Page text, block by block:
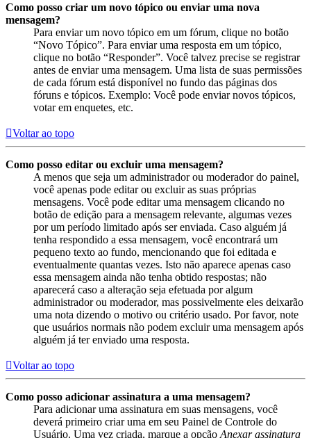
Como posso criar um novo tópico ou enviar uma nova
mensagem?
Para enviar um novo tópico em um fórum, clique no botão
“Novo Tópico”. Para enviar uma resposta em um tópico,
clique no botão “Responder”. Você talvez precise se registrar
antes de enviar uma mensagem. Uma lista de suas permissões
de cada fórum está disponível no fundo das páginas dos
fóruns e tópicos. Exemplo: Você pode enviar novos tópicos,
votar em enquetes, etc.
Voltar ao topo
Como posso editar ou excluir uma mensagem?
A menos que seja um administrador ou moderador do painel,
você apenas pode editar ou excluir as suas próprias
mensagens. Você pode editar uma mensagem clicando no
botão de edição para a mensagem relevante, algumas vezes
por um período limitado após ser enviada. Caso alguém já
tenha respondido a essa mensagem, você encontrará um
pequeno texto ao fundo, mencionando que foi editada e
eventualmente quantas vezes. Isto não aparece apenas caso
essa mensagem ainda não tenha obtido respostas; não
aparecerá caso a alteração seja efetuada por algum
administrador ou moderador, mas possivelmente eles deixarão
uma nota dizendo o motivo ou critério usado. Por favor, note
que usuários normais não podem excluir uma mensagem após
alguém já ter enviado uma resposta.
Voltar ao topo
Como posso adicionar assinatura a uma mensagem?
Para adicionar uma assinatura em suas mensagens, você
deverá primeiro criar uma em seu Painel de Controle do
Usuário. Uma vez criada, marque a opção Anexar assinatura